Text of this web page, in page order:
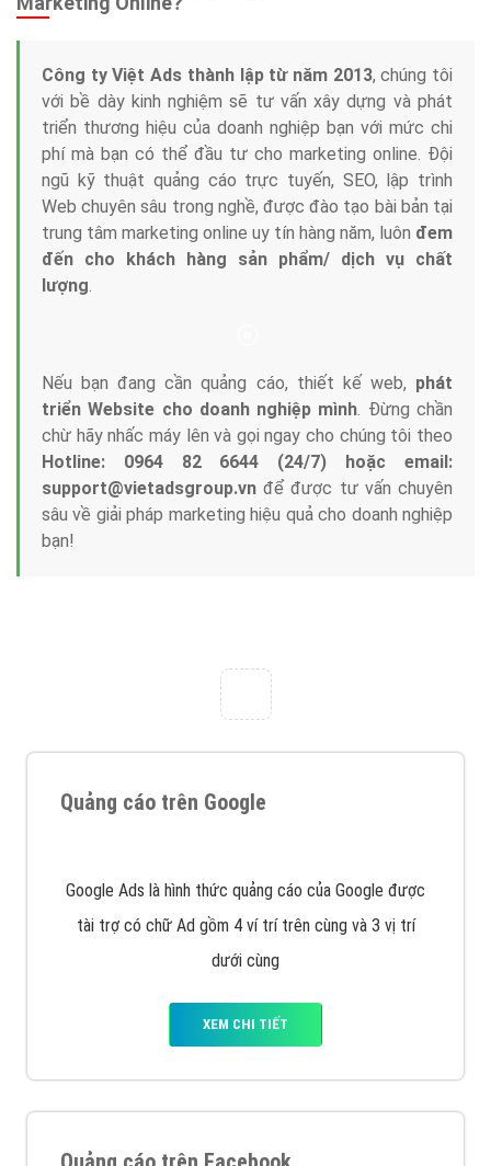
Công ty Việt Ads thành lập từ năm 2013, chúng tôi
với bề dày kinh nghiệm sẽ tư vấn xây dựng và phát
triển thương hiệu của doanh nghiệp bạn với mức chi
phí mà bạn có thể đầu tư cho marketing online. Đội
ngũ kỹ thuật quảng cáo trực tuyến, SEO, lập trình
Web chuyên sâu trong nghề, được đào tạo bài bản tại
trung tâm marketing online uy tín hàng năm, luôn đem
đến cho khách hàng sản phẩm/ dịch vụ chất
lượng.
triển Website cho doanh nghiệp mình
chừ hãy nhấc máy lên và gọi ngay cho chúng tôi theo
support@vietadsgroup.vnđể được tư vấn chuyên
bạn!
Quảng cáo trên Google